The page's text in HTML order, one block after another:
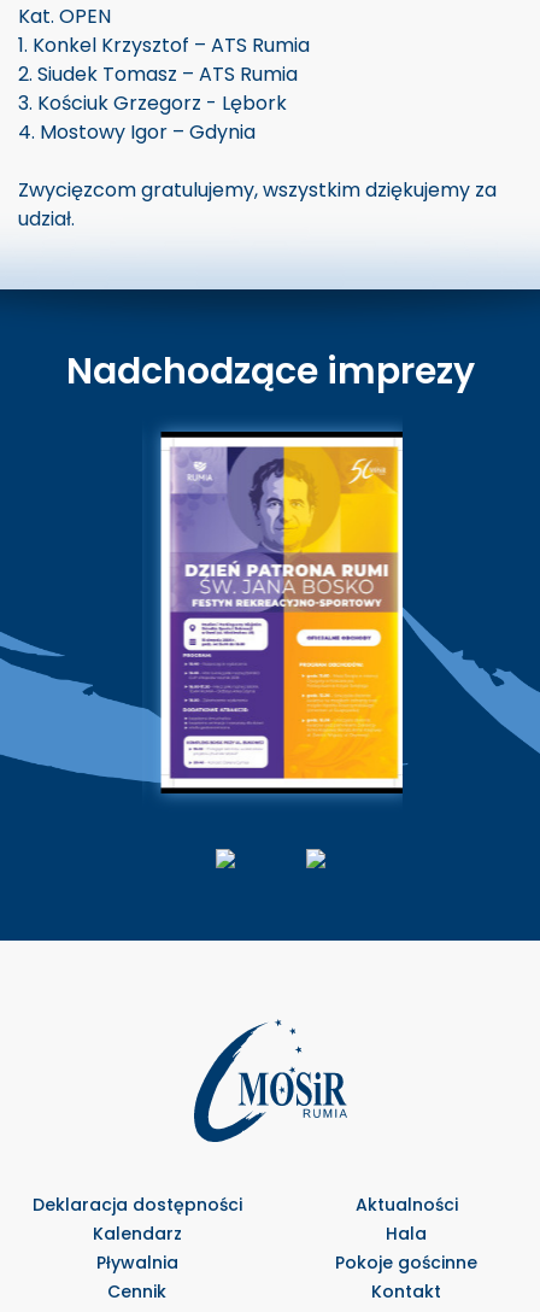
Kat. OPEN
1. Konkel Krzysztof – ATS Rumia
2. Siudek Tomasz – ATS Rumia
3. Kościuk Grzegorz - Lębork
4. Mostowy Igor – Gdynia
Zwycięzcom gratulujemy, wszystkim dziękujemy za
udział.
Nadchodzące imprezy
Deklaracja dostępności
Aktualności
Kalendarz
Hala
Pływalnia
Pokoje gościnne
Cennik
Kontakt